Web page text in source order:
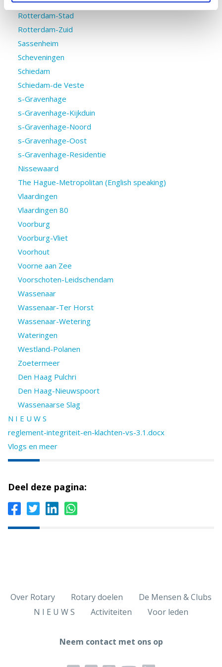
Rotterdam-Stad
Rotterdam-Zuid
Sassenheim
Scheveningen
Schiedam
Schiedam-de Veste
s-Gravenhage
s-Gravenhage-Kijkduin
s-Gravenhage-Noord
s-Gravenhage-Oost
s-Gravenhage-Residentie
Nissewaard
The Hague-Metropolitan (English speaking)
Vlaardingen
Vlaardingen 80
Voorburg
Voorburg-Vliet
Voorhout
Voorne aan Zee
Voorschoten-Leidschendam
Wassenaar
Wassenaar-Ter Horst
Wassenaar-Wetering
Wateringen
Westland-Polanen
Zoetermeer
Den Haag Pulchri
Den Haag-Nieuwspoort
Wassenaarse Slag
N I E U W S
reglement-integriteit-en-klachten-vs-3.1.docx
Vlogs en meer
Deel deze pagina:
Over Rotary Rotary doelen
De Mensen & Clubs
N I E U W S
Activiteiten Voor leden
Neem contact met ons op